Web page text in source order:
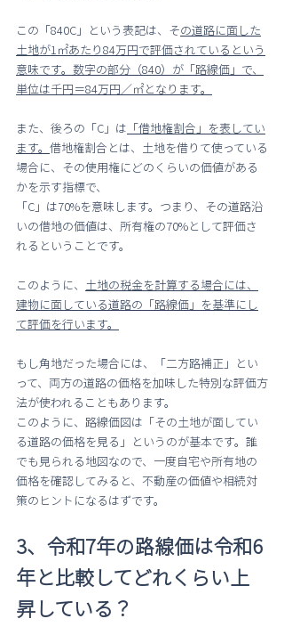
この「840C」という表記は、その道路に面した
土地が1㎡あたり84万円で評価されているという
意味です。数字の部分（840）が「路線価」で、
単位は千円＝84万円／㎡となります。
また、後ろの「C」は 「借地権割合」を表してい
ます。 借地権割合とは、土地を借りて使っている
場合に、その使用権にどのくらいの価値がある
かを示す指標で、
「C」は70%を意味します。つまり、その道路沿
いの借地の価値は、所有権の70%として評価さ
れるということです。
このように、 土地の税金を計算する場合には、
建物に面している道路の「路線価」を基準にし
て評価を行います。
もし角地だった場合には、「二方路補正」とい
って、両方の道路の価格を加味した特別な評価方
法が使われることもあります。
このように、路線価図は「その土地が面してい
る道路の価格を見る」というのが基本です。誰
でも見られる地図なので、一度自宅や所有地の
価格を確認してみると、不動産の価値や相続対
策のヒントになるはずです。
3、令和7年の路線価は令和6
年と比較してどれくらい上
昇している？